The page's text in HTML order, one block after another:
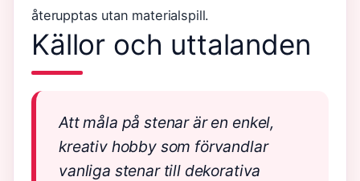
återupptas utan materialspill.
Källor och uttalanden
Att måla på stenar är en enkel,
kreativ hobby som förvandlar
vanliga stenar till dekorativa